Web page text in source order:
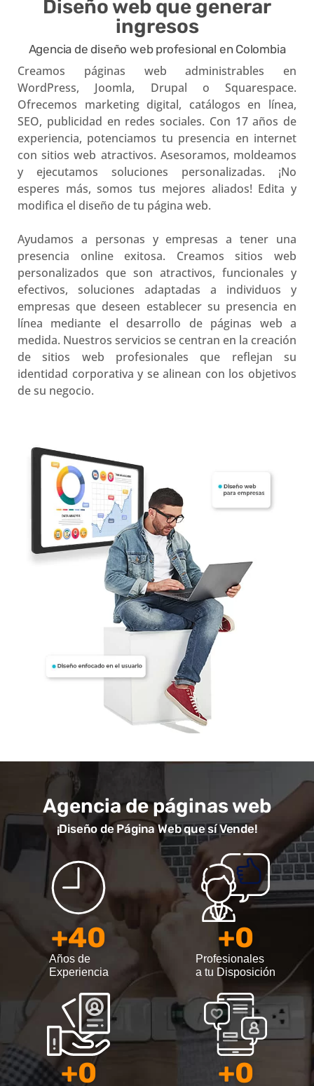
Diseño web que generar
ingresos
Agencia de diseño web profesional en Colombia
Creamos páginas web administrables en
WordPress, Joomla, Drupal o Squarespace.
Ofrecemos marketing digital, catálogos en línea,
SEO, publicidad en redes sociales. Con 17 años de
experiencia, potenciamos tu presencia en internet
con sitios web atractivos. Asesoramos, moldeamos
y ejecutamos soluciones personalizadas. ¡No
esperes más, somos tus mejores aliados! Edita y
modifica el diseño de tu página web.
Ayudamos a personas y empresas a tener una
presencia online exitosa. Creamos sitios web
personalizados que son atractivos, funcionales y
efectivos, soluciones adaptadas a individuos y
empresas que deseen establecer su presencia en
línea mediante el desarrollo de páginas web a
medida. Nuestros servicios se centran en la creación
de sitios web profesionales que reflejan su
identidad corporativa y se alinean con los objetivos
de su negocio.
Agencia de páginas web
¡Diseño de Página Web que sí Vende!
Años de
Experiencia
+40
Profesionales
a tu Disposición
+0
+0 +0